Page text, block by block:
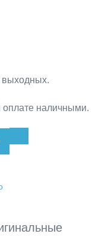
выходных.
оплате наличными.